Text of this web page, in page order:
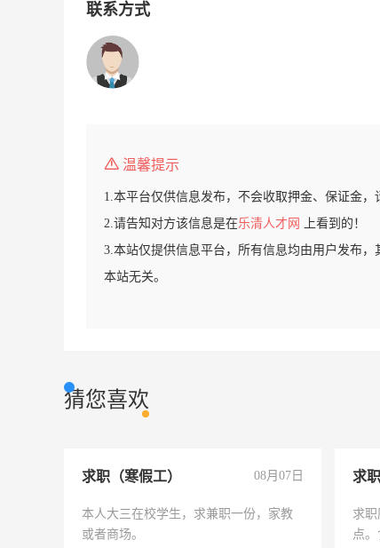
联系方式
温馨提示
1.本平台仅供信息发布，不会收取押金、保证金，
2.请告知对方该信息是在乐清人才网
上看到的！
3.本站仅提供信息平台，所有信息均由用户发布
本站无关。
猜您喜欢
求职（寒假工） 08月07日
本人大三在校学生，求兼职一份，家教
或者商场。
求
求
点